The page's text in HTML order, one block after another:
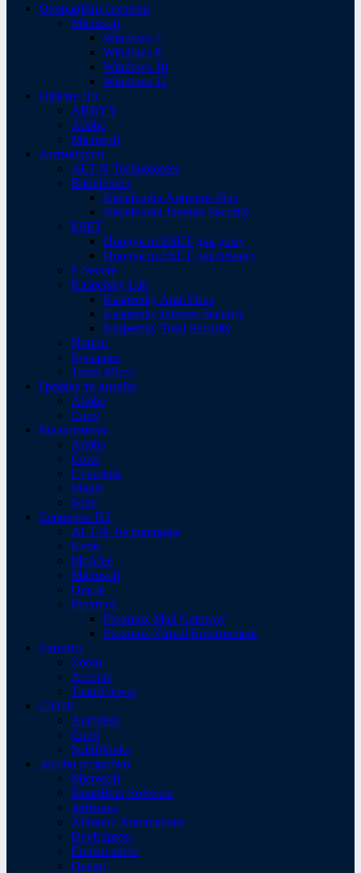
Операційні системи
Microsoft
Windows 7
Windows 8
Windows 10
Windows 11
Офісне ПЗ
ABBYY
Adobe
Microsoft
Антивіруси
ALT-N Technologies
Bitdefender
Bitdefender Antivirus Plus
Bitdefender Internet Security
ESET
Продукти ESET для дому
Продукти ESET для бізнесу
F-Secure
Kaspersky Lab
Kaspersky Anti-Virus
Kaspersky Internet Security
Kaspersky Total Security
Norton
Symantec
Trend Micro
Графіка та дизайн
Adobe
Corel
Мультимедіа
Adobe
Corel
Cyberlink
Magix
Sony
Серверне ПЗ
ALT-N Technologies
Kerio
McAfee
Microsoft
Oracle
Proxmox
Proxmox Mail Gateway
Proxmox Virtual Environment
Утиліти
Zoom
Acronis
TeamViewer
САПР
Autodesk
Corel
SolidWorks
Засоби розробки
Microsoft
SmartBear Software
JetBrains
Allround Automations
DevExpress
Embarcadero
Devart